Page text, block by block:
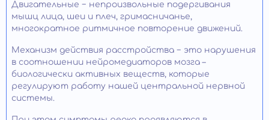
Двигательные − непроизвольные подергивания
мышц лица, шеи и плеч, гримасничанье,
многократное ритмичное повторение движений.
Механизм действия расстройства − это нарушения
в соотношении нейромедиаторов мозга –
биологически активных веществ, которые
регулируют работу нашей центральной нервной
системы.